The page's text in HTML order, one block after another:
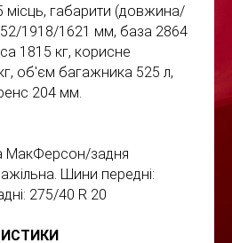
місць, габарити (довжина/
1918/1621 мм, база 2864
1815 кг, корисне
об'єм багажника 525 л,
204 мм.
МакФерсон/задня
Шини передні:
275/40 R 20